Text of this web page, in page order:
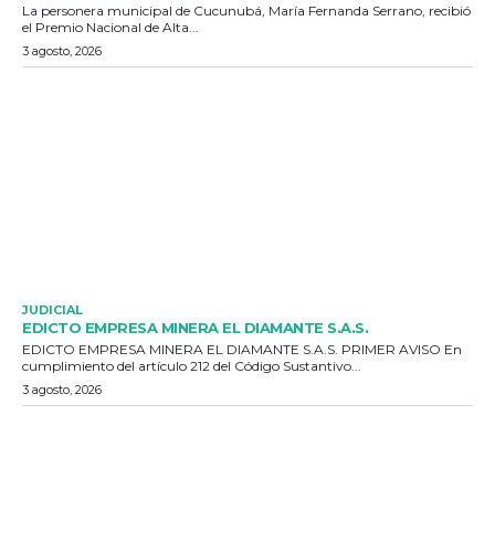
La personera municipal de Cucunubá, María Fernanda Serrano, recibió
el Premio Nacional de Alta...
3 agosto, 2026
JUDICIAL
EDICTO EMPRESA MINERA EL DIAMANTE S.A.S.
EDICTO EMPRESA MINERA EL DIAMANTE S.A.S. PRIMER AVISO En
cumplimiento del artículo 212 del Código Sustantivo...
3 agosto, 2026